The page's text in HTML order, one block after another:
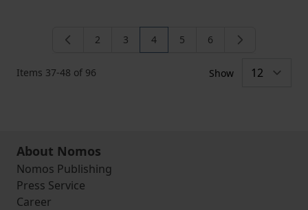
Items 37-48 of 96
Page
2 Page
3 You're currently reading page
4 Page
5 Page
6
Show
About Nomos
Nomos Publishing
Press Service
Career